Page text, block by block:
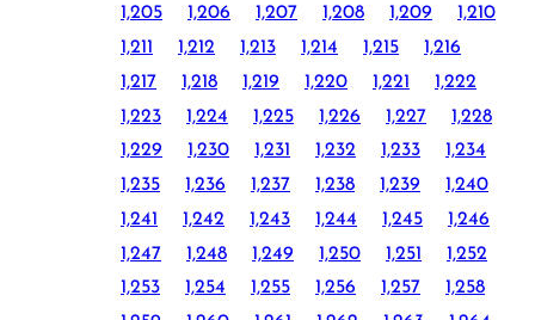
1,205
1,206 1,207 1,208 1,209
1,210
1,211
1,212 1,213 1,214 1,215
1,216
1,217
1,218 1,219 1,220 1,221
1,222
1,223
1,224 1,225 1,226 1,227
1,228
1,229
1,230 1,231 1,232 1,233
1,234
1,235
1,236 1,237 1,238 1,239
1,240
1,241
1,242 1,243 1,244 1,245
1,246
1,247
1,248 1,249 1,250 1,251
1,252
1,253
1,254 1,255 1,256 1,257
1,258